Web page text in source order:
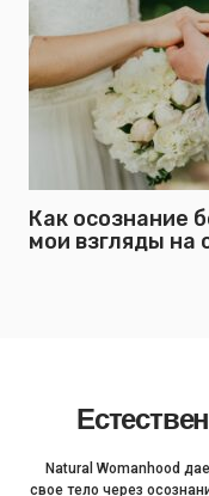
Как осознание
мои взгляды на
Natural Womanhood
свое тело через